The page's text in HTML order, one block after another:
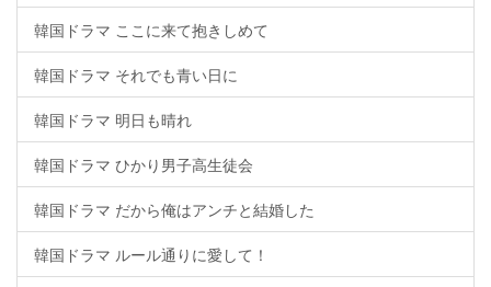
韓国ドラマ ここに来て抱きしめて
韓国ドラマ それでも青い日に
韓国ドラマ 明日も晴れ
韓国ドラマ ひかり男子高生徒会
韓国ドラマ だから俺はアンチと結婚した
韓国ドラマ ルール通りに愛して！